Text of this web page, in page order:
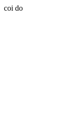
coi do